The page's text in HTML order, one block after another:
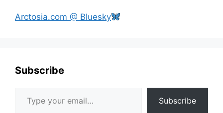
Arctosia.com @ Bluesky
Subscribe
Subscribe